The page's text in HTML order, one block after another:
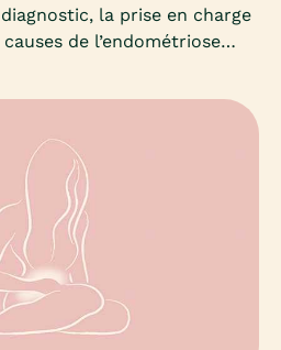
la prise en charge
de l’endométriose
vivre avec. Mia fait le
dans vos démarches au